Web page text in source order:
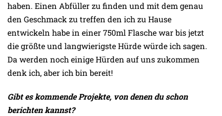
haben. Einen Abfüller zu finden und mit dem genau
den Geschmack zu treffen den ich zu Hause
entwickeln habe in einer 750ml Flasche war bis jetzt
die größte und langwierigste Hürde würde ich sagen.
Da werden noch einige Hürden auf uns zukommen
denk ich, aber ich bin bereit!
Gibt es kommende Projekte, von denen du schon
berichten kannst?